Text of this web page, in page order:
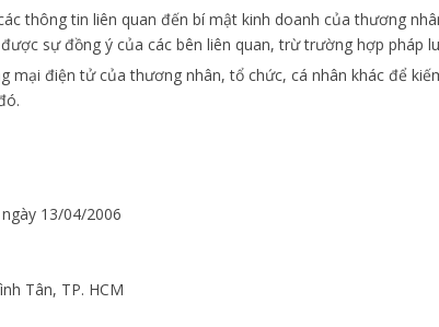
thông tin liên quan đến bí mật kinh doanh của thương
sự đồng ý của các bên liên quan, trừ trường hợp pháp
mại điện tử của thương nhân, tổ chức, cá nhân khác để
13/04/2006
Tân, TP. HCM